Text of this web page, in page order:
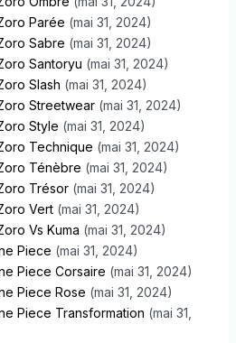
Parée (mai 31, 2024)
Sabre (mai 31, 2024)
Santoryu (mai 31, 2024)
Slash (mai 31, 2024)
Streetwear (mai 31, 2024)
Style (mai 31, 2024)
Technique (mai 31, 2024)
Ténèbre (mai 31, 2024)
Trésor (mai 31, 2024)
Vert (mai 31, 2024)
Vs Kuma (mai 31, 2024)
Piece (mai 31, 2024)
Piece Corsaire (mai 31, 2024)
Piece Rose (mai 31, 2024)
Piece Transformation (mai 31,